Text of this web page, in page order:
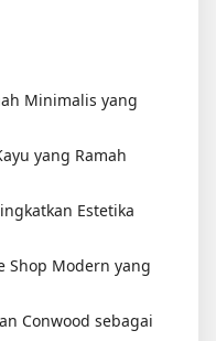
Minimalis yang
yang Ramah
Estetika
Shop Modern yang
Conwood sebagai